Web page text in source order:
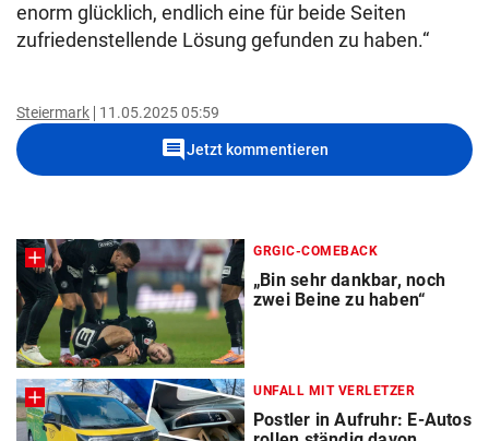
enorm glücklich, endlich eine für beide Seiten
zufriedenstellende Lösung gefunden zu haben.“
Steiermark 11.05.2025 05:59
commentJetzt kommentieren
GRGIC-COMEBACK
„Bin sehr dankbar, noch
zwei Beine zu haben“
UNFALL MIT VERLETZER
Postler in Aufruhr: E-Autos